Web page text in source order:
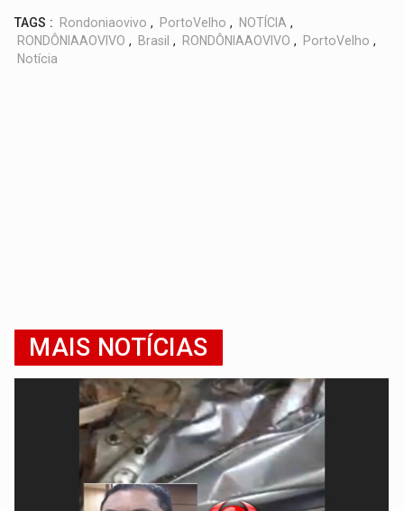
TAGS : Rondoniaovivo , PortoVelho , NOTÍCIA ,
RONDÔNIAAOVIVO , Brasil , RONDÔNIAAOVIVO , PortoVelho ,
Notícia
MAIS NOTÍCIAS